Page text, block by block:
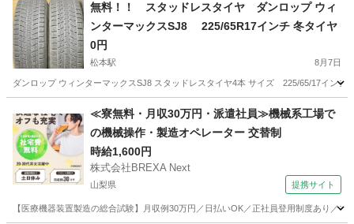
無料！！ スタッドレスタイヤ ダンロップ ウィ
ンターマックスSJ8 225/65R17インチ 冬タイヤ
0円
松本駅 8月7日
ダンロップ ウィンターマックスSJ8 スタッドレスタイヤ4本 サイズ 225/65/17イン
松本駅 タイヤ、ホイール
≪寮無料・月収30万円・派遣社員≫機械系工場で
の機械操作・製造オペレーター 交替制
時給1,600円
株式会社BREXA Next
山梨県 提携サイト
【医療機器装置製造の総合試験】月収例30万円／日払いOK／正社員登用制度あり